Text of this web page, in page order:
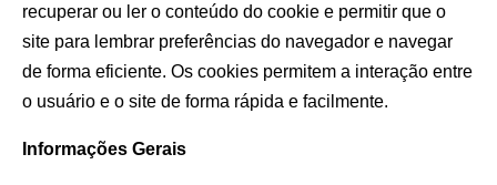
recuperar ou ler o conteúdo do cookie e permitir que o
site para lembrar preferências do navegador e navegar
de forma eficiente. Os cookies permitem a interação entre
o usuário e o site de forma rápida e facilmente.
Informações Gerais